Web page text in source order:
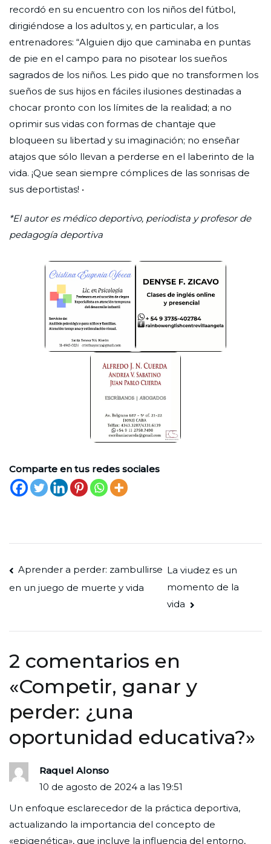
recordó en su encuentro con los niños del fútbol, ​​
dirigiéndose a los adultos y, en particular, a los
entrenadores: “Alguien dijo que caminaba en puntas
de pie en el campo para no pisotear los sueños
sagrados de los niños. Les pido que no transformen los
sueños de sus hijos en fáciles ilusiones destinadas a
chocar pronto con los límites de la realidad; a no
oprimir sus vidas con formas de chantaje que
bloqueen su libertad y su imaginación; no enseñar
atajos que sólo llevan a perderse en el laberinto de la
vida. ¡Que sean siempre cómplices de las sonrisas de
sus deportistas! •
*El autor es médico deportivo, periodista y profesor de
pedagogía deportiva
Comparte en tus redes sociales
Navegación
de
Aprender a perder: zambullirse
en un juego de muerte y vida
La viudez es un
momento de la
vida
2 comentarios en
«Competir, ganar y
perder: ¿una
oportunidad educativa?»
Raquel Alonso
10 de agosto de 2024 a las 19:51
Un enfoque esclarecedor de la práctica deportiva,
actualizando la importancia del concepto de
«epigenética», que incluye la influencia del entorno,